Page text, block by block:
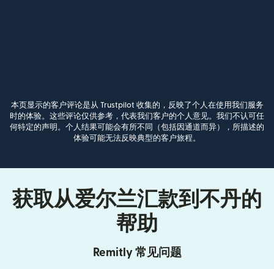
本页显示的客户评论是从 Trustpilot 收集的，反映了个人在使用我们服务
时的体验。这些评论仅供参考，代表我们客户的个人意见。我们不认可任
何特定的声明。个人结果可能会有所不同（包括因通道而异），所描述的
体验可能无法反映典型的客户旅程。
获取从爱尔兰汇款到不丹的
帮助
Remitly 常见问题